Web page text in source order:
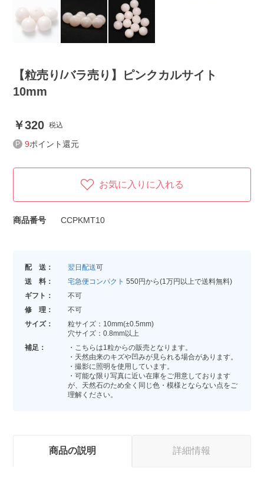
【粒売り/バラ売り】ピンクカルサイト
10mm
320 税込
9ポイント還元
お気に入りに入れる
商品番号 CCPKMT10
配 送： 翌日配送可
送 料：
宅急便コンパクト 550円から(1万円以上で送料無料)
ギフト：
不可
修 理：
不可
サイズ：
粒サイズ：10mm(±0.5mm)
穴サイズ：0.8mm以上
補足：
・こちらは1粒からの販売となります。
・天然由来のキズや凹みが見られる場合があります。
・撮影に照明を使用しています。
・可能な限り写真に近い在庫をご用意しております
が、天然石のため全く同じ色・模様とならない点をご
理解ください。
商品の説明 詳細情報